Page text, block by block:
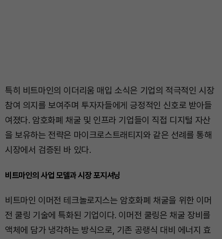
특히 비트마인의 이더리움 매입 소식은 기업의 적극적인 시장
참여 의지를 보여주며 투자자들에게 긍정적인 신호로 받아들
여졌다. 암호화폐 채굴 및 인프라 기업들이 직접 디지털 자산
을 보유하는 전략은 마이크로스트래티지와 같은 선례를 통해
시장에서 검증된 바 있다.
비트마인의 사업 모델과 시장 포지셔닝
비트마인 이머전 테크놀로지스는 암호화폐 채굴을 위한 이머
전 쿨링 기술에 특화된 기업이다. 이머전 쿨링은 채굴 장비를
액체에 담가 냉각하는 방식으로, 기존 공랭식 대비 에너지 효